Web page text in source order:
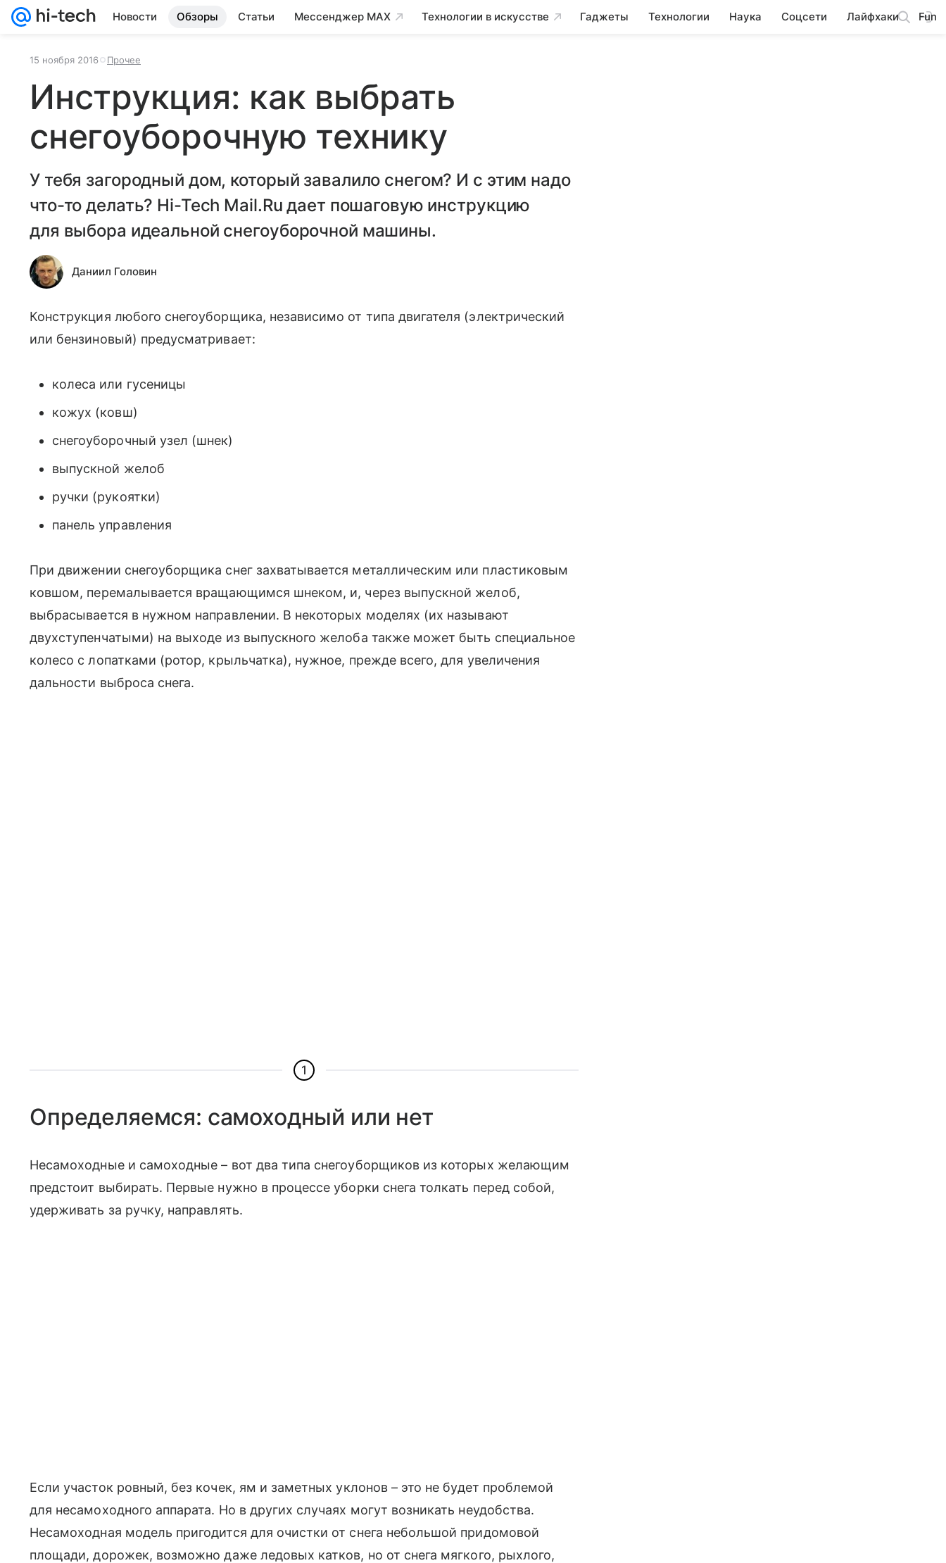
Новости Обзоры Статьи Мессенджер MAX Технологии в искусстве Гаджеты Технологии Наука Соцсети Лайфхаки Fun
15 ноября 2016 Прочее
Инструкция: как выбрать
снегоуборочную технику
У тебя загородный дом, который завалило снегом? И с этим надо
что-то делать? Hi-Tech Mail.Ru дает пошаговую инструкцию
для выбора идеальной снегоуборочной машины.
Даниил Головин
Конструкция любого снегоуборщика, независимо от типа двигателя (электрический
или бензиновый) предусматривает:
колеса или гусеницы
кожух (ковш)
снегоуборочный узел (шнек)
выпускной желоб
ручки (рукоятки)
панель управления
При движении снегоуборщика снег захватывается металлическим или пластиковым
ковшом, перемалывается вращающимся шнеком, и, через выпускной желоб,
выбрасывается в нужном направлении. В некоторых моделях (их называют
двухступенчатыми) на выходе из выпускного желоба также может быть специальное
колесо с лопатками (ротор, крыльчатка), нужное, прежде всего, для увеличения
дальности выброса снега.
1
Определяемся: самоходный или нет
Несамоходные и самоходные – вот два типа снегоуборщиков из которых желающим
предстоит выбирать. Первые нужно в процессе уборки снега толкать перед собой,
удерживать за ручку, направлять.
Если участок ровный, без кочек, ям и заметных уклонов – это не будет проблемой
для несамоходного аппарата. Но в других случаях могут возникать неудобства.
Несамоходная модель пригодится для очистки от снега небольшой придомовой
площади, дорожек, возможно даже ледовых катков, но от снега мягкого, рыхлого,